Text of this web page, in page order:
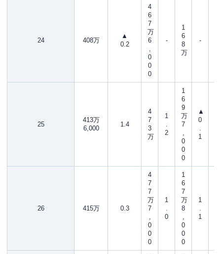
24 408万
▲
0.2
4
6
7
万
6
0
0
0
-
1
6
8
万
-
25
413万
6,000
1.4
4
7
3
万
1
2
1
6
9
万
7
0
0
0
▲
0
1
26 415万 0.3
4
7
7
万
7
0
0
0
1
0
1
6
7
万
8
0
0
0
1
1